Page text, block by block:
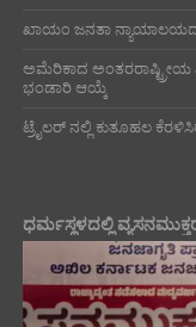
ಖಾಯಂ ಜನತಾ
ಅಮೆರಿಕಾದ ಅಂತರರಾಷ್ಟ್ರೀಯ
ಭಂಡಾರಿ ಆಯ್ಕೆ
ಟ್ರೈಲರ್ ನಲ್ಲಿ ಕುತೂಹಲ
ಧರ್ಮಸ್ಥಳದಲ್ಲಿ